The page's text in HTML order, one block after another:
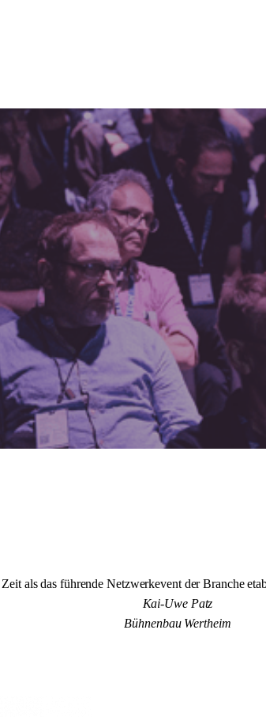
als das führende Netzwerkevent der Branche
Kai-Uwe Patz
Bühnenbau Wertheim